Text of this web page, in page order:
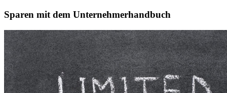
Sparen mit dem Unternehmerhandbuch